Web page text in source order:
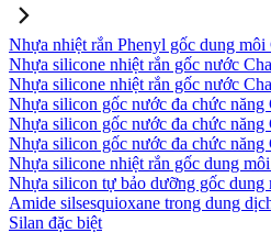
Nhựa nhiệt rắn Phenyl gốc dung
Nhựa silicone nhiệt rắn gốc nước
Nhựa silicone nhiệt rắn gốc nước
Nhựa silicon gốc nước đa chức
Nhựa silicon gốc nước đa chức
Nhựa silicon gốc nước đa chức
Nhựa silicone nhiệt rắn gốc dung
Nhựa silicon tự bảo dưỡng gốc
Amide silsesquioxane trong dung
Silan đặc biệt